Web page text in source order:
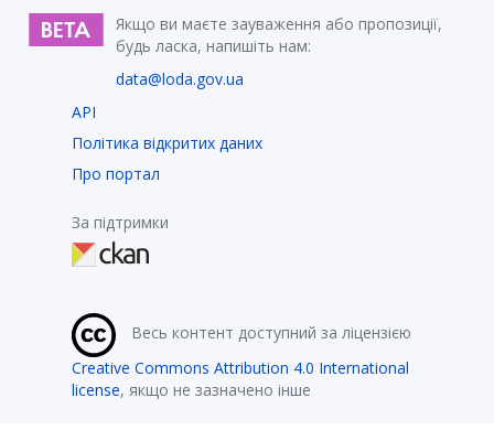
Якщо ви маєте зауваження або пропозиції,
будь ласка, напишіть нам:
data@loda.gov.ua
API
Політика відкритих даних
Про портал
За підтримки
Весь контент доступний за ліцензією
Creative Commons Attribution 4.0 International
license, якщо не зазначено інше